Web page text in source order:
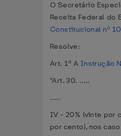
O Secretário
Receita Federal do
Constitucional nº
Resolve:
Art. 1º A Instrução
"Art. 30. .....
.....
IV - 20% (vinte por
por cento), nos